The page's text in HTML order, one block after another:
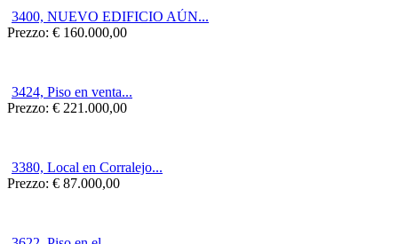
3400, NUEVO EDIFICIO AÚN...
Prezzo: € 160.000,00
3424, Piso en venta...
Prezzo: € 221.000,00
3380, Local en Corralejo...
Prezzo: € 87.000,00